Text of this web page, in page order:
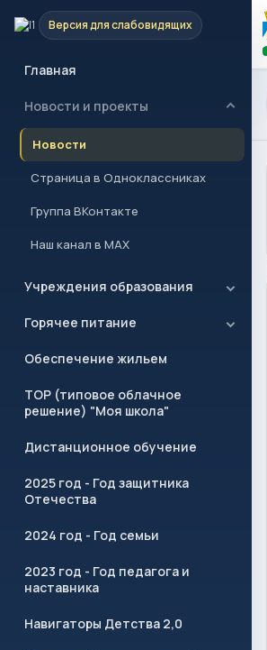
Версия для слабовидящих
Главная
Новости и проекты
Новости
Страница в Одноклассниках
Группа ВКонтакте
Наш канал в MAX
Учреждения образования
Горячее питание
Обеспечение жильем
ТОР (типовое облачное
решение) "Моя школа"
Дистанционное обучение
2025 год - Год защитника
Отечества
2024 год - Год семьи
2023 год - Год педагога и
наставника
Навигаторы Детства 2,0